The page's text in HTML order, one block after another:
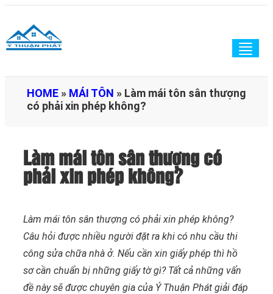
HOME » MÁI TÔN » Làm mái tôn sân thượng
có phải xin phép không?
Làm mái tôn sân thượng có
phải xin phép không?
Làm mái tôn sân thượng có phải xin phép không?
Câu hỏi được nhiều người đặt ra khi có nhu cầu thi
công sửa chữa nhà ở. Nếu cần xin giấy phép thì hồ
sơ cần chuẩn bị những giấy tờ gì? Tất cả những vấn
đề này sẽ được chuyên gia của Ý Thuận Phát giải đáp